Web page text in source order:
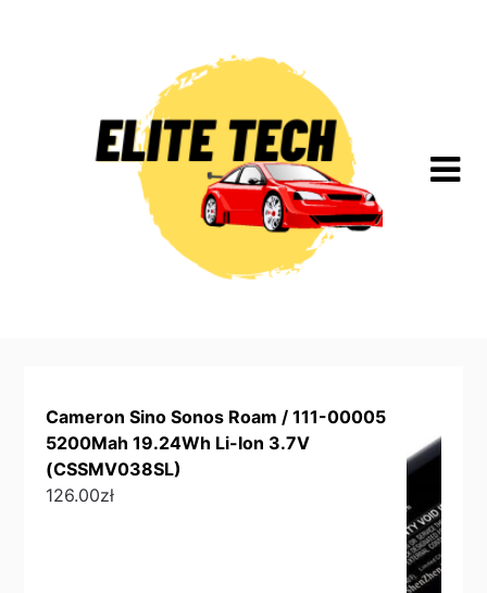
Cameron Sino Sonos Roam / 111-00005
5200Mah 19.24Wh Li-Ion 3.7V
(CSSMV038SL)
126.00zł